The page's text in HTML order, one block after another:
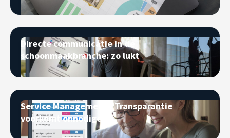
Directe communicatie in de
schoonmaakbranche: zo lukt
Service Management - Transparantie
voorkomt onnodige s